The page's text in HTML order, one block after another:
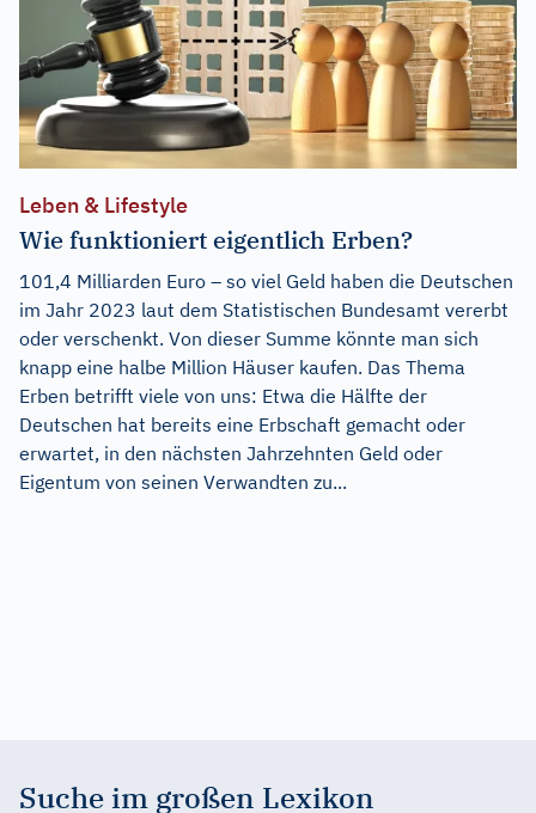
Leben & Lifestyle
Wie funktioniert eigentlich Erben?
101,4 Milliarden Euro – so viel Geld haben die Deutschen
im Jahr 2023 laut dem Statistischen Bundesamt vererbt
oder verschenkt. Von dieser Summe könnte man sich
knapp eine halbe Million Häuser kaufen. Das Thema
Erben betrifft viele von uns: Etwa die Hälfte der
Deutschen hat bereits eine Erbschaft gemacht oder
erwartet, in den nächsten Jahrzehnten Geld oder
Eigentum von seinen Verwandten zu...
Suche im großen Lexikon